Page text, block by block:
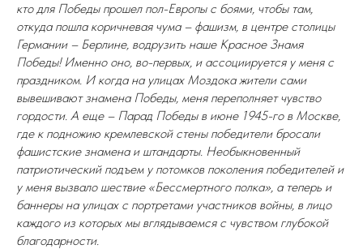
кто для Победы прошел пол-Европы с боями, чтобы там,
откуда пошла коричневая чума – фашизм, в центре столицы
Германии – Берлине, водрузить наше Красное Знамя
Победы! Именно оно, во-первых, и ассоциируется у меня с
праздником. И когда на улицах Моздока жители сами
вывешивают знамена Победы, меня переполняет чувство
гордости. А еще – Парад Победы в июне 1945-го в Москве,
где к подножию кремлевской стены победители бросали
фашистские знамена и штандарты. Необыкновенный
патриотический подъем у потомков поколения победителей и
у меня вызвало шествие «Бессмертного полка», а теперь и
баннеры на улицах с портретами участников войны, в лицо
каждого из которых мы вглядываемся с чувством глубокой
благодарности.